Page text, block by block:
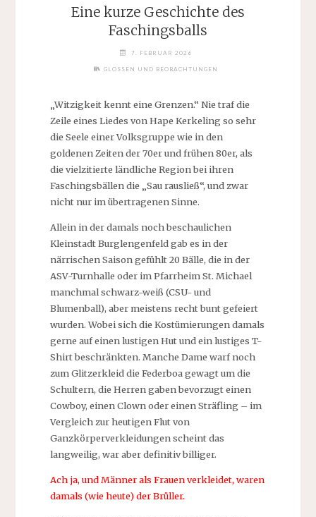
Eine kurze Geschichte des
Faschingsballs
7. FEBRUAR 2026
GLOSSEN UND BEOBACHTUNGEN
„Witzigkeit kennt eine Grenzen.“ Nie traf die
Zeile eines Liedes von Hape Kerkeling so sehr
die Seele einer Volksgruppe wie in den
goldenen Zeiten der 70er und frühen 80er, als
die vielzitierte ländliche Region bei ihren
Faschingsbällen die „Sau rausließ“, und zwar
nicht nur im übertragenen Sinne.
Allein in der damals noch beschaulichen
Kleinstadt Burglengenfeld gab es in der
närrischen Saison gefühlt 20 Bälle, die in der
ASV-Turnhalle oder im Pfarrheim St. Michael
manchmal schwarz-weiß (CSU- und
Blumenball), aber meistens recht bunt gefeiert
wurden. Wobei sich die Kostümierungen damals
gerne auf einen lustigen Hut und ein lustiges T-
Shirt beschränkten. Manche Dame warf noch
zum Glitzerkleid die Federboa gewagt um die
Schultern, die Herren gaben bevorzugt einen
Cowboy, einen Clown oder einen Sträfling – im
Vergleich zur heutigen Flut von
Ganzkörperverkleidungen scheint das
langweilig, war aber definitiv billiger.
Ach ja, und Männer als Frauen verkleidet, waren
damals (wie heute) der Brüller.